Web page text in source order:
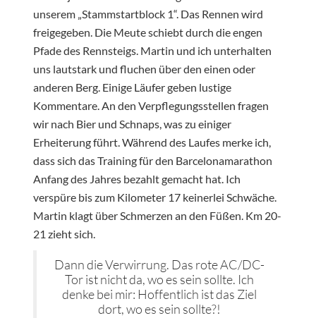
unserem „Stammstartblock 1“. Das Rennen wird
freigegeben. Die Meute schiebt durch die engen
Pfade des Rennsteigs. Martin und ich unterhalten
uns lautstark und fluchen über den einen oder
anderen Berg. Einige Läufer geben lustige
Kommentare. An den Verpflegungsstellen fragen
wir nach Bier und Schnaps, was zu einiger
Erheiterung führt. Während des Laufes merke ich,
dass sich das Training für den Barcelonamarathon
Anfang des Jahres bezahlt gemacht hat. Ich
verspüre bis zum Kilometer 17 keinerlei Schwäche.
Martin klagt über Schmerzen an den Füßen. Km 20-
21 zieht sich.
Dann die Verwirrung. Das rote AC/DC-
Tor ist nicht da, wo es sein sollte. Ich
denke bei mir: Hoffentlich ist das Ziel
dort, wo es sein sollte?!